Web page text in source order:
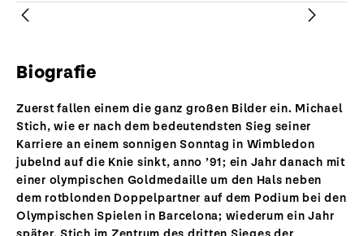
Biografie
Zuerst fallen einem die ganz großen Bilder ein. Michael
Stich, wie er nach dem bedeutendsten Sieg seiner
Karriere an einem sonnigen Sonntag in Wimbledon
jubelnd auf die Knie sinkt, anno ’91; ein Jahr danach mit
einer olympischen Goldmedaille um den Hals neben
dem rotblonden Doppelpartner auf dem Podium bei den
Olympischen Spielen in Barcelona; wiederum ein Jahr